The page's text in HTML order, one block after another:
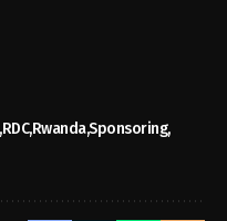
RDCRwandaSponsoring